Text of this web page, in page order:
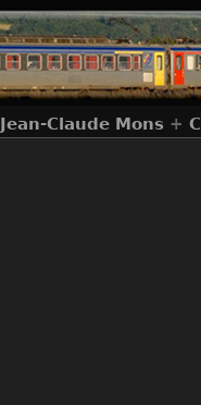
Jean-Claude Mons +